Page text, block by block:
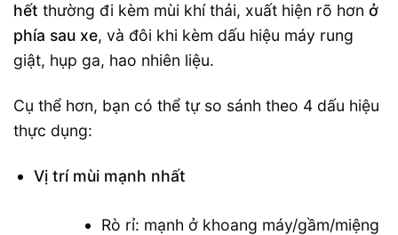
hết thường đi kèm mùi khí thải, xuất hiện rõ hơn ở
phía sau xe, và đôi khi kèm dấu hiệu máy rung
giật, hụp ga, hao nhiên liệu.
Cụ thể hơn, bạn có thể tự so sánh theo 4 dấu hiệu
thực dụng:
Vị trí mùi mạnh nhất
Rò rỉ: mạnh ở khoang máy/gầm/miệng